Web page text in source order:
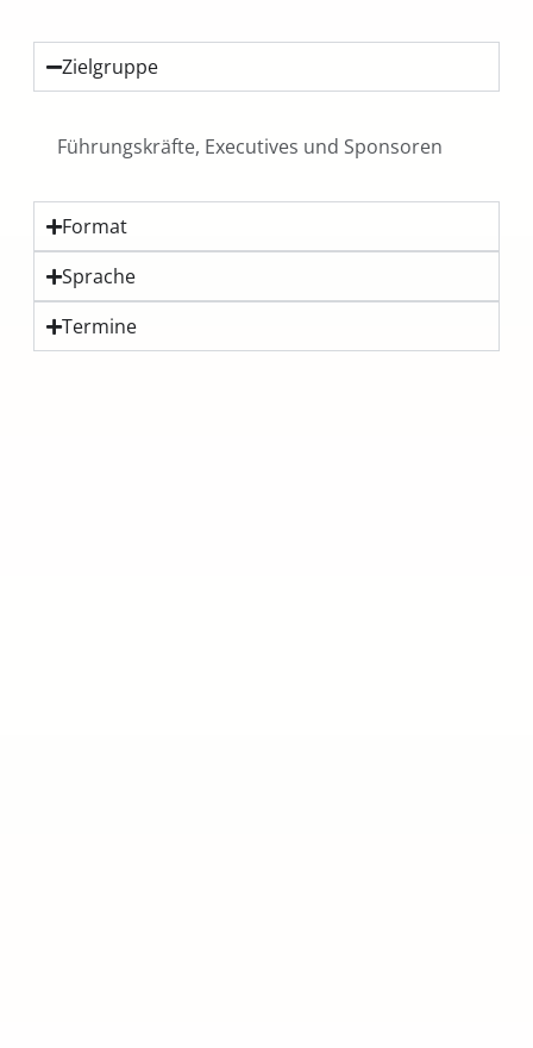
Zielgruppe
Führungskräfte, Executives und Sponsoren
Format
Sprache
Termine